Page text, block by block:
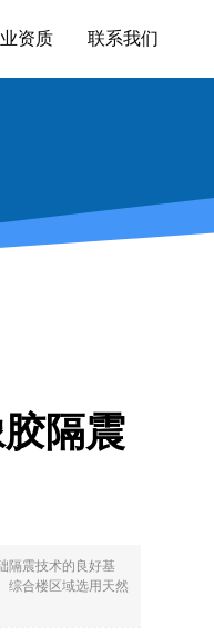
资质 联系我们
隔震
隔震技术的良好基
综合楼区域选用天然